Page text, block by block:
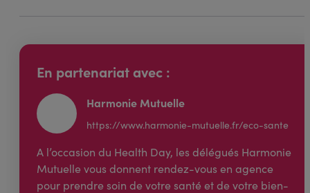
En partenariat avec :
Harmonie Mutuelle
https://www.harmonie-mutuelle.fr/eco-sante
A l’occasion du Health Day, les délégués Harmonie
Mutuelle vous donnent rendez-vous en agence
pour prendre soin de votre santé et de votre bien-